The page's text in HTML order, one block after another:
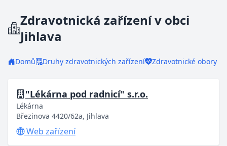
Zdravotnická zařízení v obci
Jihlava
Domů Druhy zdravotnických zařízení Zdravotnické obory
"Lékárna pod radnicí" s.r.o.
Lékárna
Březinova 4420/62a, Jihlava
Web zařízení